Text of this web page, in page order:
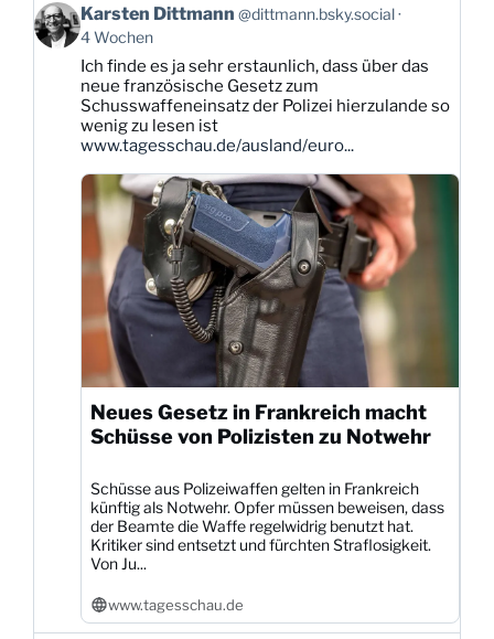
Beitrag
von
Karsten
Dittmann
Bluesky
ansehen
Karsten Dittmann @dittmann.bsky.social
4 Wochen
Ich finde es ja sehr erstaunlich, dass über das
neue französische Gesetz zum
Schusswaffeneinsatz der Polizei hierzulande so
wenig zu lesen ist
www.tagesschau.de/ausland/euro...
Neues Gesetz in Frankreich macht
Schüsse von Polizisten zu Notwehr
Schüsse aus Polizeiwaffen gelten in Frankreich
künftig als Notwehr. Opfer müssen beweisen, dass
der Beamte die Waffe regelwidrig benutzt hat.
Kritiker sind entsetzt und fürchten Straflosigkeit.
Von Ju...
www.tagesschau.de